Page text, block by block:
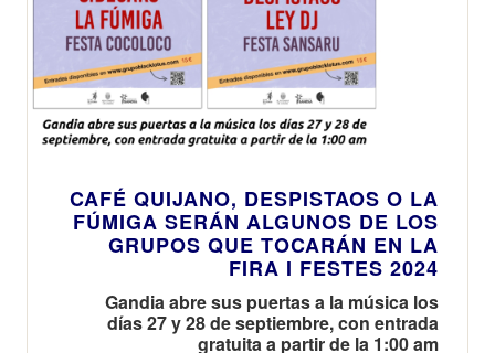
CAFÉ QUIJANO, DESPISTAOS O LA
FÚMIGA SERÁN ALGUNOS DE LOS
GRUPOS QUE TOCARÁN EN LA
FIRA I FESTES 2024
Gandia abre sus puertas a la música los
días 27 y 28 de septiembre, con entrada
gratuita a partir de la 1:00 am